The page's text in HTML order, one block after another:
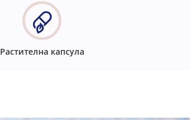
Растителна капсула